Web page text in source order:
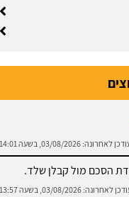
לאחרונה:03/08/2026, בשעה 14:01
הסכם מול קבלן שלד.
לאחרונה: 03/08/2026, בשעה 13:57
גבס? הזמינו בעל מקצוע עוד